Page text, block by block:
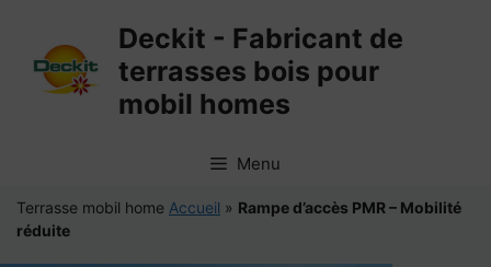
contenu
Deckit - Fabricant de
terrasses bois pour
mobil homes
Menu
Terrasse mobil home Accueil » Rampe d’accès PMR – Mobilité
réduite